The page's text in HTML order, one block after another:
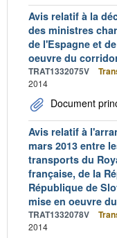
Avis relatif à la
des ministres
de l'Espagne et
oeuvre du
TRAT1332075V
2014
Document
Avis relatif à
mars 2013 entre
transports du
française, de la
République de
mise en oeuvre
TRAT1332078V
2014